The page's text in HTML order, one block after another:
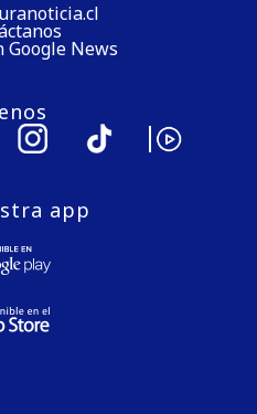
Google News
app